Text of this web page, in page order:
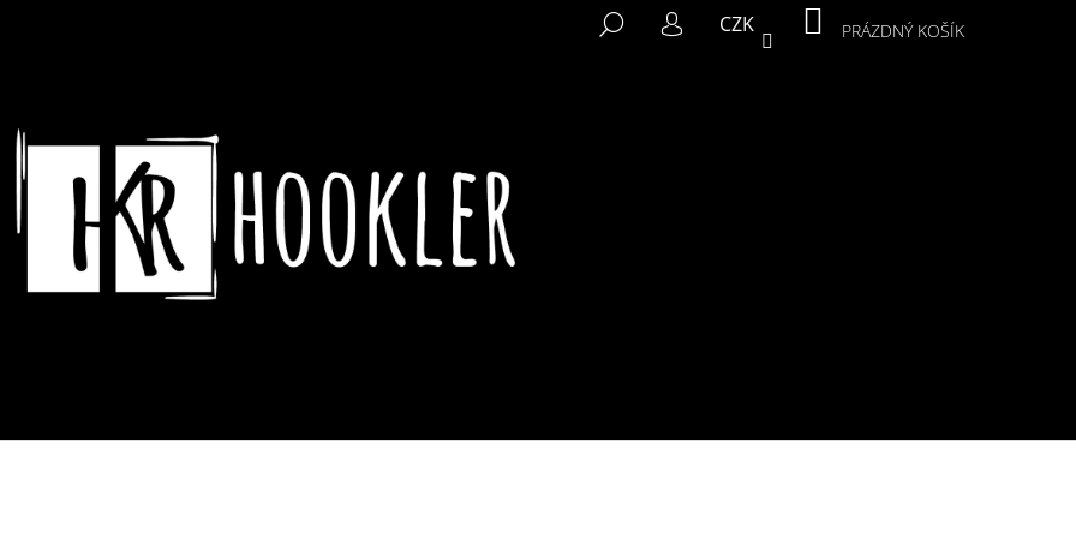
HLEDAT
PŘIHLÁŠENÍ
CZK NÁKUPNÍ
KOŠÍK
PRÁZDNÝ KOŠÍK
CO POTŘEBUJETE NAJÍT?
HLEDAT
Následující